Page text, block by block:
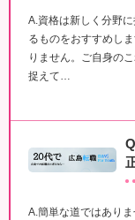
A.資格は新しく分野
るものをおすすめし
りません。ご自身の
捉えて…
A.簡単な道ではあり